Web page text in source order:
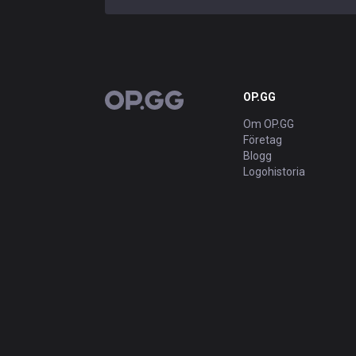
OP.GG OP.GG
Om OP.GG
Företag
Blogg
Logohistoria